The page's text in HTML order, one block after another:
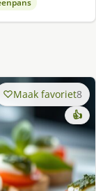
Maak favoriet8
👍